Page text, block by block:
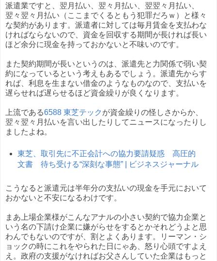
派遣業ですと、翌月払い、翌々月払い、翌翌々月払い、
翌々翌々月払い（ここまでくるともう犯罪だろｗ）と様々
な契約があります。派遣者に対しては毎月賃金を支払わな
ければならないので、資金を回収する期間が長ければ長い
ほど余分に現金を持っておかないと不味いのです。
また契約期間が長いというのは、派遣先と力関係で弱い契
約になっているという考えもあるでしょう。派遣先からす
れば、利息を生まない借金のようなものなので、支払いを
遅らせれば遅らせるほど資金繰りが良くなります。
上流である6588 東芝テック が資金繰りの怪しさからか、
翌々翌々月払いを言い出したりしてニュースになったりし
ましたよね。
東芝、取引先に不正会計への協力要請疑惑 高圧的
文書 待ち受ける“深刻な事態” | ビジネスジャーナル
こうなると派遣元は半年分の支払いの現金を手元において
おかないと不安になるわけです。
まあ上場企業様がこんなアナルの小さい契約で協力企業と
いう名の下請け企業に嫌がらせをするとかそれどうよと思
わんでもないのですが、割とよくあります。リーマン・シ
ョックの時にこれをやられた日にゃあ、怒り心頭ですよえ
え。政府の支援がなければお父さんしていた企業はもっと